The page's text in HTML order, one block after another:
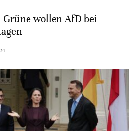
Grüne wollen AfD bei